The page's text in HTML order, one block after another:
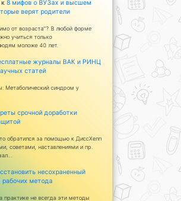
к 8 мифов о ВУЗах и высшем
верят родители
от возраста"? В любой форме
учиться только
моложе 40 лет.
журналы ВАК и РИНЦ
статей
Метаболический синдром у
срочной доработки
обратился за помощью к ДиссХелп
советами, наставлениями и пр.
несохраненный
метода
практике не всегда эти методы